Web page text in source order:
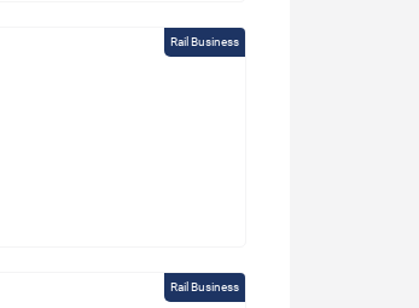
Rail Business
Rail Business